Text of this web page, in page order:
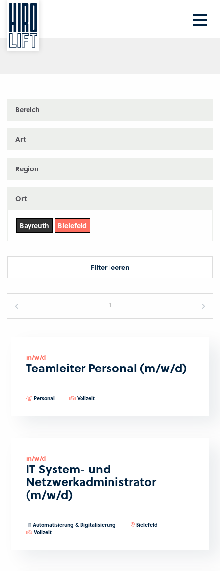
Bereich
Art
Region
Ort
Bayreuth Bielefeld
Filter leeren
1
m/w/d
Teamleiter Personal (m/w/d)
Personal Vollzeit
m/w/d
IT System- und
Netzwerkadministrator
(m/w/d)
IT Automatisierung & Digitalisierung
Bielefeld
Vollzeit
Ihre PLZ